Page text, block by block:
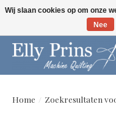
Let op: gewijzigde openingstijden!
Home / Zoekresultaten
Wij slaan cookies op om onze
Nee